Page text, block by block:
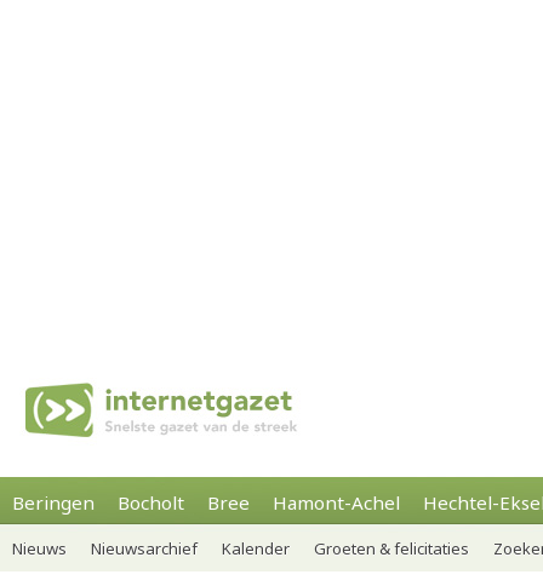
Beringen Bocholt Bree Hamont-Achel Hechtel-
Nieuws Nieuwsarchief Kalender Groeten & felicitaties